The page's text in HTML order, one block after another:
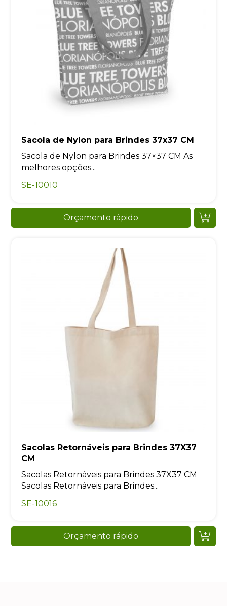
Sacola de Nylon para Brindes 37x37 CM
Sacola de Nylon para Brindes 37×37 CM As
melhores opções...
SE-10010
Orçamento rápido
Sacolas Retornáveis para Brindes 37X37
CM
Sacolas Retornáveis para Brindes 37X37 CM
Sacolas Retornáveis para Brindes...
SE-10016
Orçamento rápido